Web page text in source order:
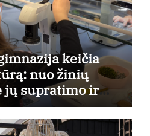
keičia
nuo žinių
jų supratimo ir